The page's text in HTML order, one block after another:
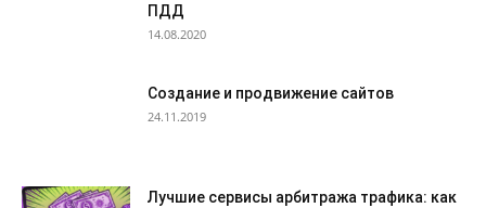
ПДД
14.08.2020
Создание и продвижение сайтов
24.11.2019
Лучшие сервисы арбитража трафика: как